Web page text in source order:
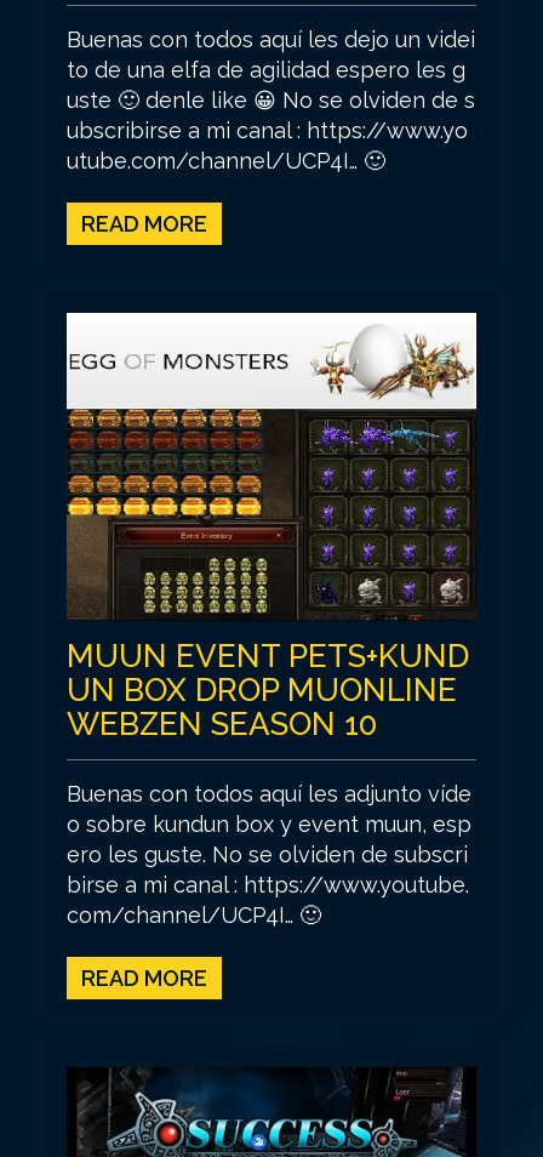
Buenas con todos aquí les dejo un videi
to de una elfa de agilidad espero les g
uste 🙂 denle like 😀 No se olviden de s
ubscribirse a mi canal : https://www.yo
utube.com/channel/UCP4I… 🙂
READ MORE
MUUN EVENT PETS+KUND
UN BOX DROP MUONLINE
WEBZEN SEASON 10
Buenas con todos aquí les adjunto víde
o sobre kundun box y event muun, esp
ero les guste. No se olviden de subscri
birse a mi canal : https://www.youtube.
com/channel/UCP4I… 🙂
READ MORE